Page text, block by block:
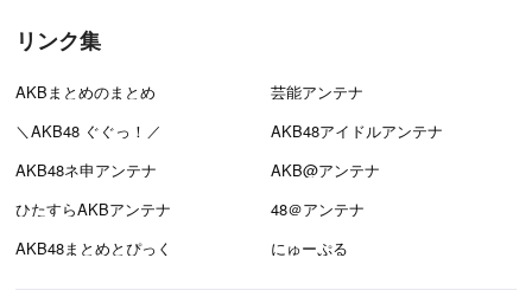
リンク集
AKBまとめのまとめ
芸能アンテナ
＼AKB48 ぐぐっ！／
AKB48アイドルアンテナ
AKB48ネ申アンテナ
AKB@アンテナ
ひたすらAKBアンテナ
48＠アンテナ
AKB48まとめとぴっく
にゅーぷる